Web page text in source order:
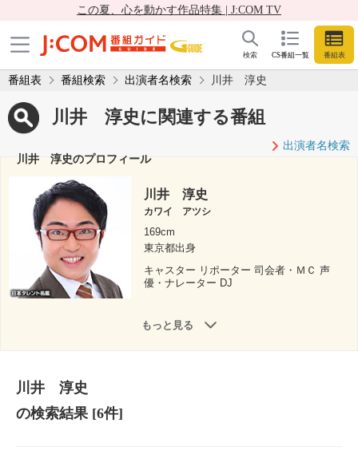
この夏、心を動かす作品特集 | J:COM TV
CS番組一覧 番組表
検索
番組表 番組検索 出演者名検索 川井 淳史
川井 淳史に関連する番組
出演者名検索
川井 淳史のプロフィール
川井 淳史
カワイ アツシ
169cm
東京都出身
キャスター リポーター 司会者・ＭＣ 声
優・ナレーター DJ
もっと見る
川井 淳史
の検索結果[6件]